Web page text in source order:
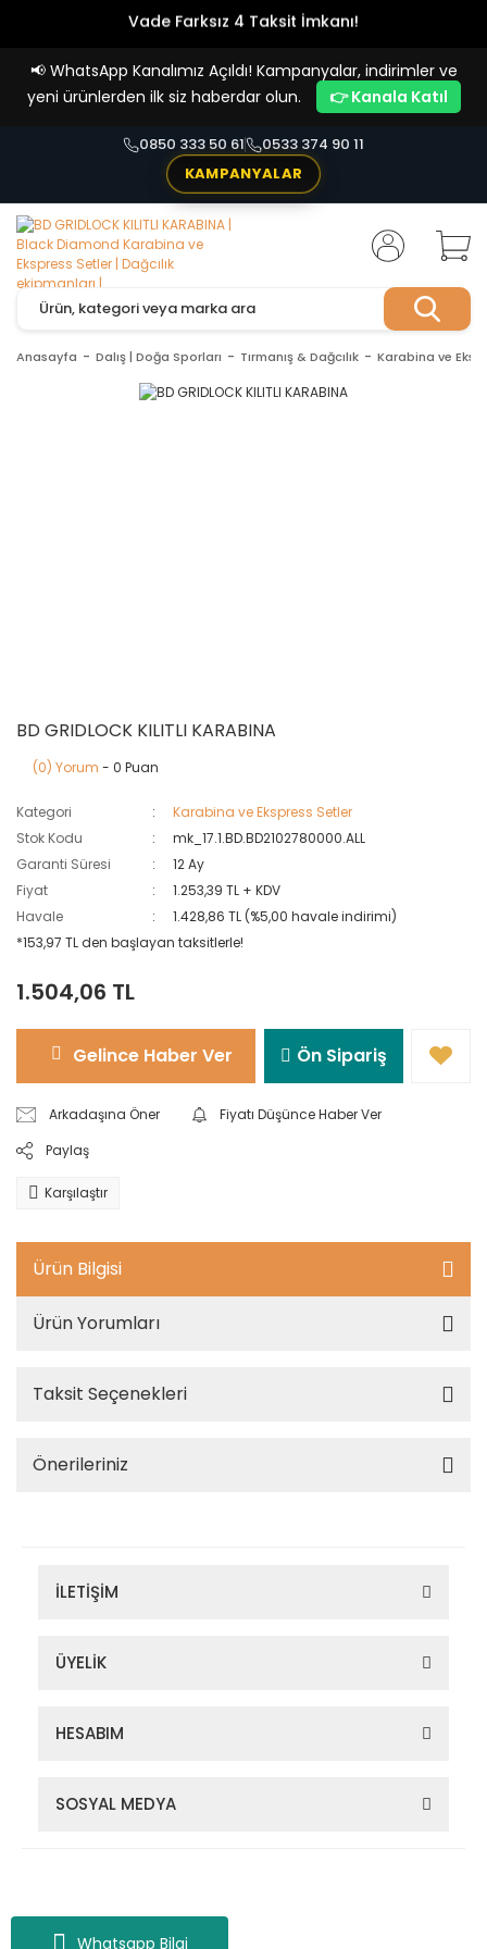
Whatsapp Bilgi
Vade Farksız 4 Taksit İmkanı!
📢 WhatsApp Kanalımız Açıldı! Kampanyalar, indirimler ve
yeni ürünlerden ilk siz haberdar olun.
👉 Kanala Katıl
0850 333 50 61
0533 374 90 11
KAMPANYALAR
Anasayfa Dalış | Doğa Sporları Tırmanış & Dağcılık Karabina ve
BD GRIDLOCK KILITLI KARABINA
(0) Yorum - 0 Puan
Kategori
Karabina ve Ekspress Setler
Stok Kodu
mk_17.1.BD.BD2102780000.ALL
Garanti Süresi
12 Ay
Fiyat
1.253,39 TL + KDV
Havale
1.428,86 TL (%5,00 havale indirimi)
*153,97 TL den başlayan taksitlerle!
1.504,06 TL
Gelince Haber Ver Ön Sipariş
Arkadaşına Öner
Fiyatı Düşünce Haber Ver
Paylaş
Karşılaştır
Ürün Bilgisi
Ürün Yorumları
Taksit Seçenekleri
Önerileriniz
İLETİŞİM
ÜYELİK
HESABIM
SOSYAL MEDYA